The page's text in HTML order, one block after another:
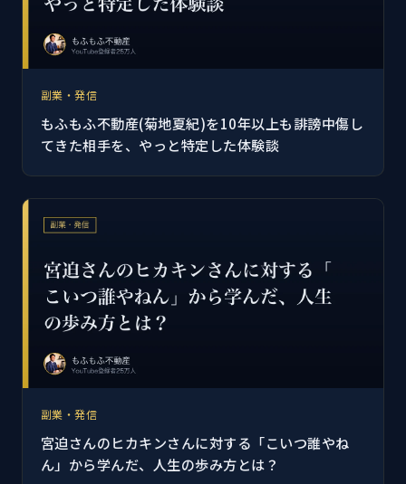
副業・発信
もふもふ不動産(菊地夏紀)を10年以上も誹謗中傷し
てきた相手を、やっと特定した体験談
副業・発信
宮迫さんのヒカキンさんに対する「こいつ誰やね
ん」から学んだ、人生の歩み方とは？